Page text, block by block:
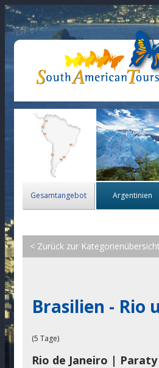
Gesamtangebot Argentinien
< Zurück zur Kategorienübersicht
Brasilien - Rio
(5 Tage)
Rio de Janeiro | Paraty